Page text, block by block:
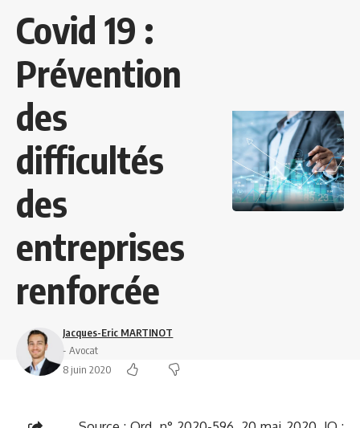
Covid 19 :
Prévention
des
difficultés
des
entreprises
renforcée
Jacques-Eric MARTINOT
- Avocat
8 juin 2020